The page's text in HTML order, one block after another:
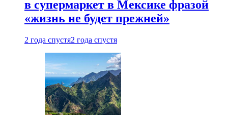
в супермаркет в Мексике фразой
«жизнь не будет прежней»
2 года спустя2 года спустя